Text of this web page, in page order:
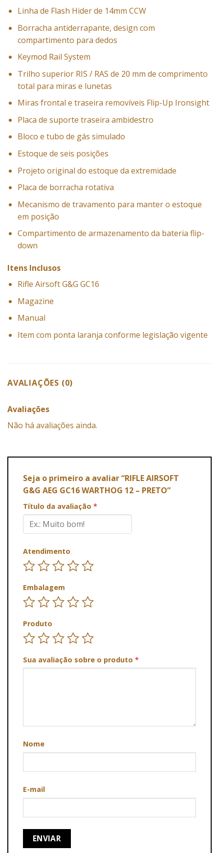
Linha de Flash Hider de 14mm CCW
Borracha antiderrapante, design com
compartimento para dedos
Keymod Rail System
Trilho superior RIS / RAS de 20 mm de comprimento
total para miras e lunetas
Miras frontal e traseira removíveis Flip-Up Ironsight
Placa de suporte traseira ambidestro
Bloco e tubo de gás simulado
Estoque de seis posições
Projeto original do estoque da extremidade
Placa de borracha rotativa
Mecanismo de travamento para manter o estoque
em posição
Compartimento de armazenamento da bateria flip-
down
Itens Inclusos
Rifle Airsoft G&G GC16
Magazine
Manual
Item com ponta laranja conforme legislação vigente
AVALIAÇÕES (0)
Avaliações
Não há avaliações ainda.
Seja o primeiro a avaliar “RIFLE AIRSOFT
G&G AEG GC16 WARTHOG 12 – PRETO”
Título da avaliação *
Atendimento
Embalagem
Produto
Sua avaliação sobre o produto *
Nome
E-mail